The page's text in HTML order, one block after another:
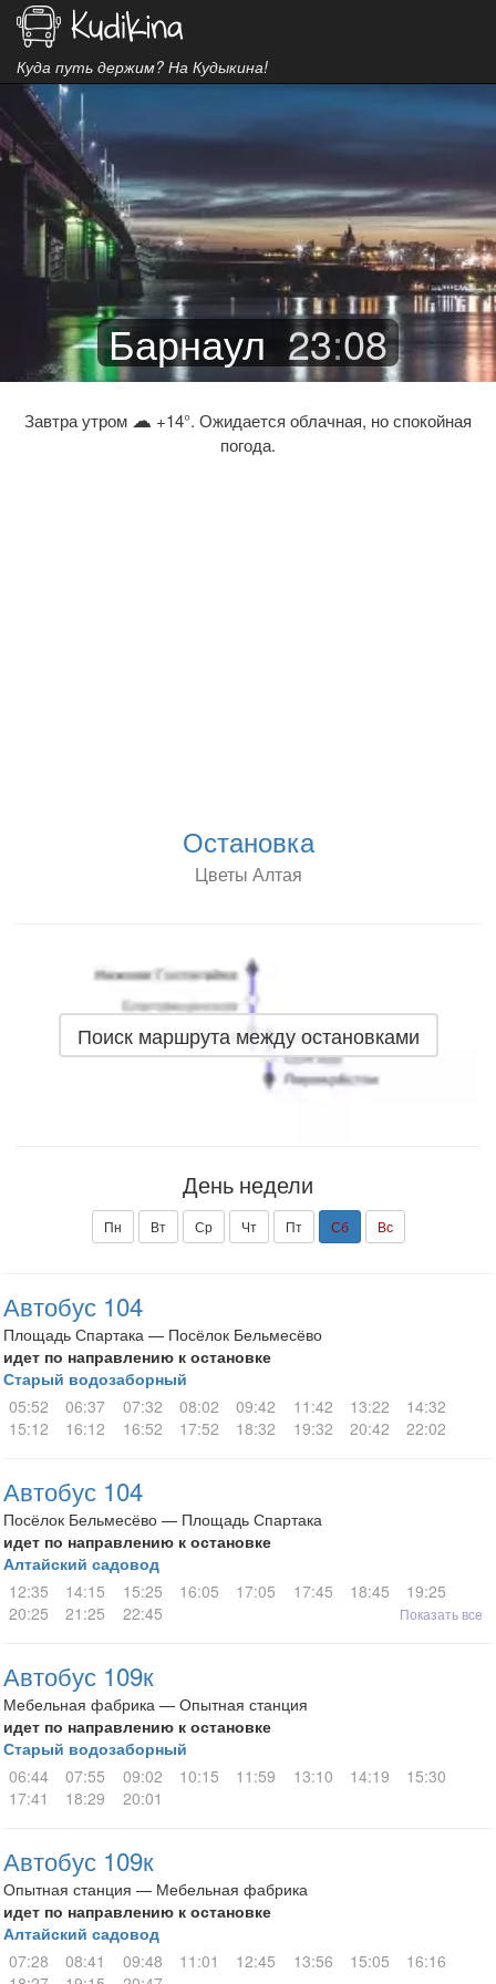
Куда путь держим? На Кудыкина!
Барнаул 23:08
Завтра утром ☁ +14°. Ожидается облачная, но спокойная
погода.
Остановка
Цветы Алтая
Поиск маршрута между остановками
День недели
Пн Вт Ср Чт Пт Сб Вс
Автобус 104
Площадь Спартака — Посёлок Бельмесёво
идет по направлению к остановке
Старый водозаборный
05:52
06:37 07:32 08:02 09:42 11:42 13:22
14:32
15:12
16:12 16:52 17:52 18:32 19:32 20:42 22:02
Автобус 104
Посёлок Бельмесёво — Площадь Спартака
идет по направлению к остановке
Алтайский садовод
12:35
14:15 15:25 16:05 17:05 17:45 18:45
19:25
20:25
21:25 22:45 Показать все
Автобус 109к
Мебельная фабрика — Опытная станция
идет по направлению к остановке
Старый водозаборный
06:44
07:55 09:02 10:15 11:59 13:10 14:19
15:30
17:41
18:29 20:01
Автобус 109к
Опытная станция — Мебельная фабрика
идет по направлению к остановке
Алтайский садовод
07:28
08:41 09:48 11:01 12:45 13:56 15:05
16:16